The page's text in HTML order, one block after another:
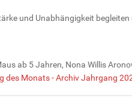
und Unabhängigkeit
ab 5 Jahren, Nona Willis
des Monats - Archiv Jahrgang